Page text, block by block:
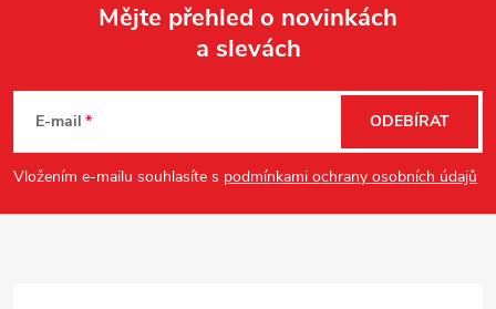
p
a
Mějte přehled o novinkách
a slevách
E-mail
Vložením e-mailu souhlasíte s podmínkami ochrany osobních údajů
ODEBÍRAT